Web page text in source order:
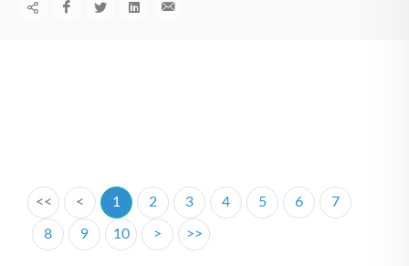
<< < 1 2 3 4 5 6 7
8 9 10 > >>